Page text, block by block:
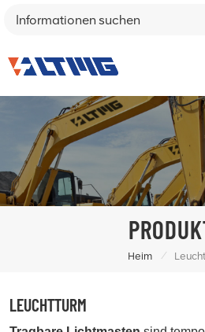
Heim /
LEUCHTTURM